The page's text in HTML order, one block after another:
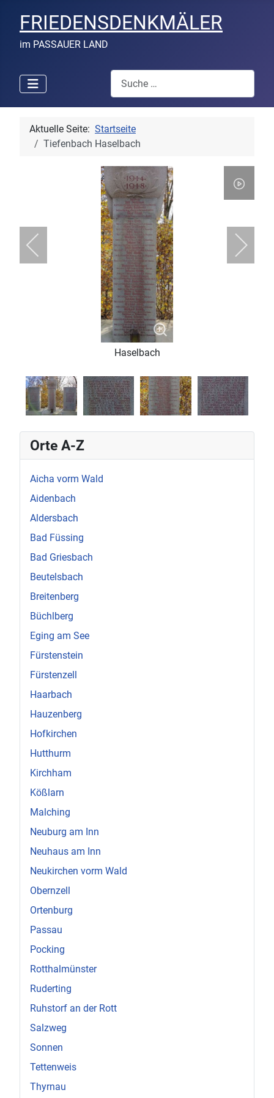
FRIEDENSDENKMÄLER
im PASSAUER LAND
Suchen
Aktuelle Seite: Startseite
Tiefenbach Haselbach
Haselbach
Orte A-Z
Aicha vorm Wald
Aidenbach
Aldersbach
Bad Füssing
Bad Griesbach
Beutelsbach
Breitenberg
Büchlberg
Eging am See
Fürstenstein
Fürstenzell
Haarbach
Hauzenberg
Hofkirchen
Hutthurm
Kirchham
Kößlarn
Malching
Neuburg am Inn
Neuhaus am Inn
Neukirchen vorm Wald
Obernzell
Ortenburg
Passau
Pocking
Rotthalmünster
Ruderting
Ruhstorf an der Rott
Salzweg
Sonnen
Tettenweis
Thyrnau